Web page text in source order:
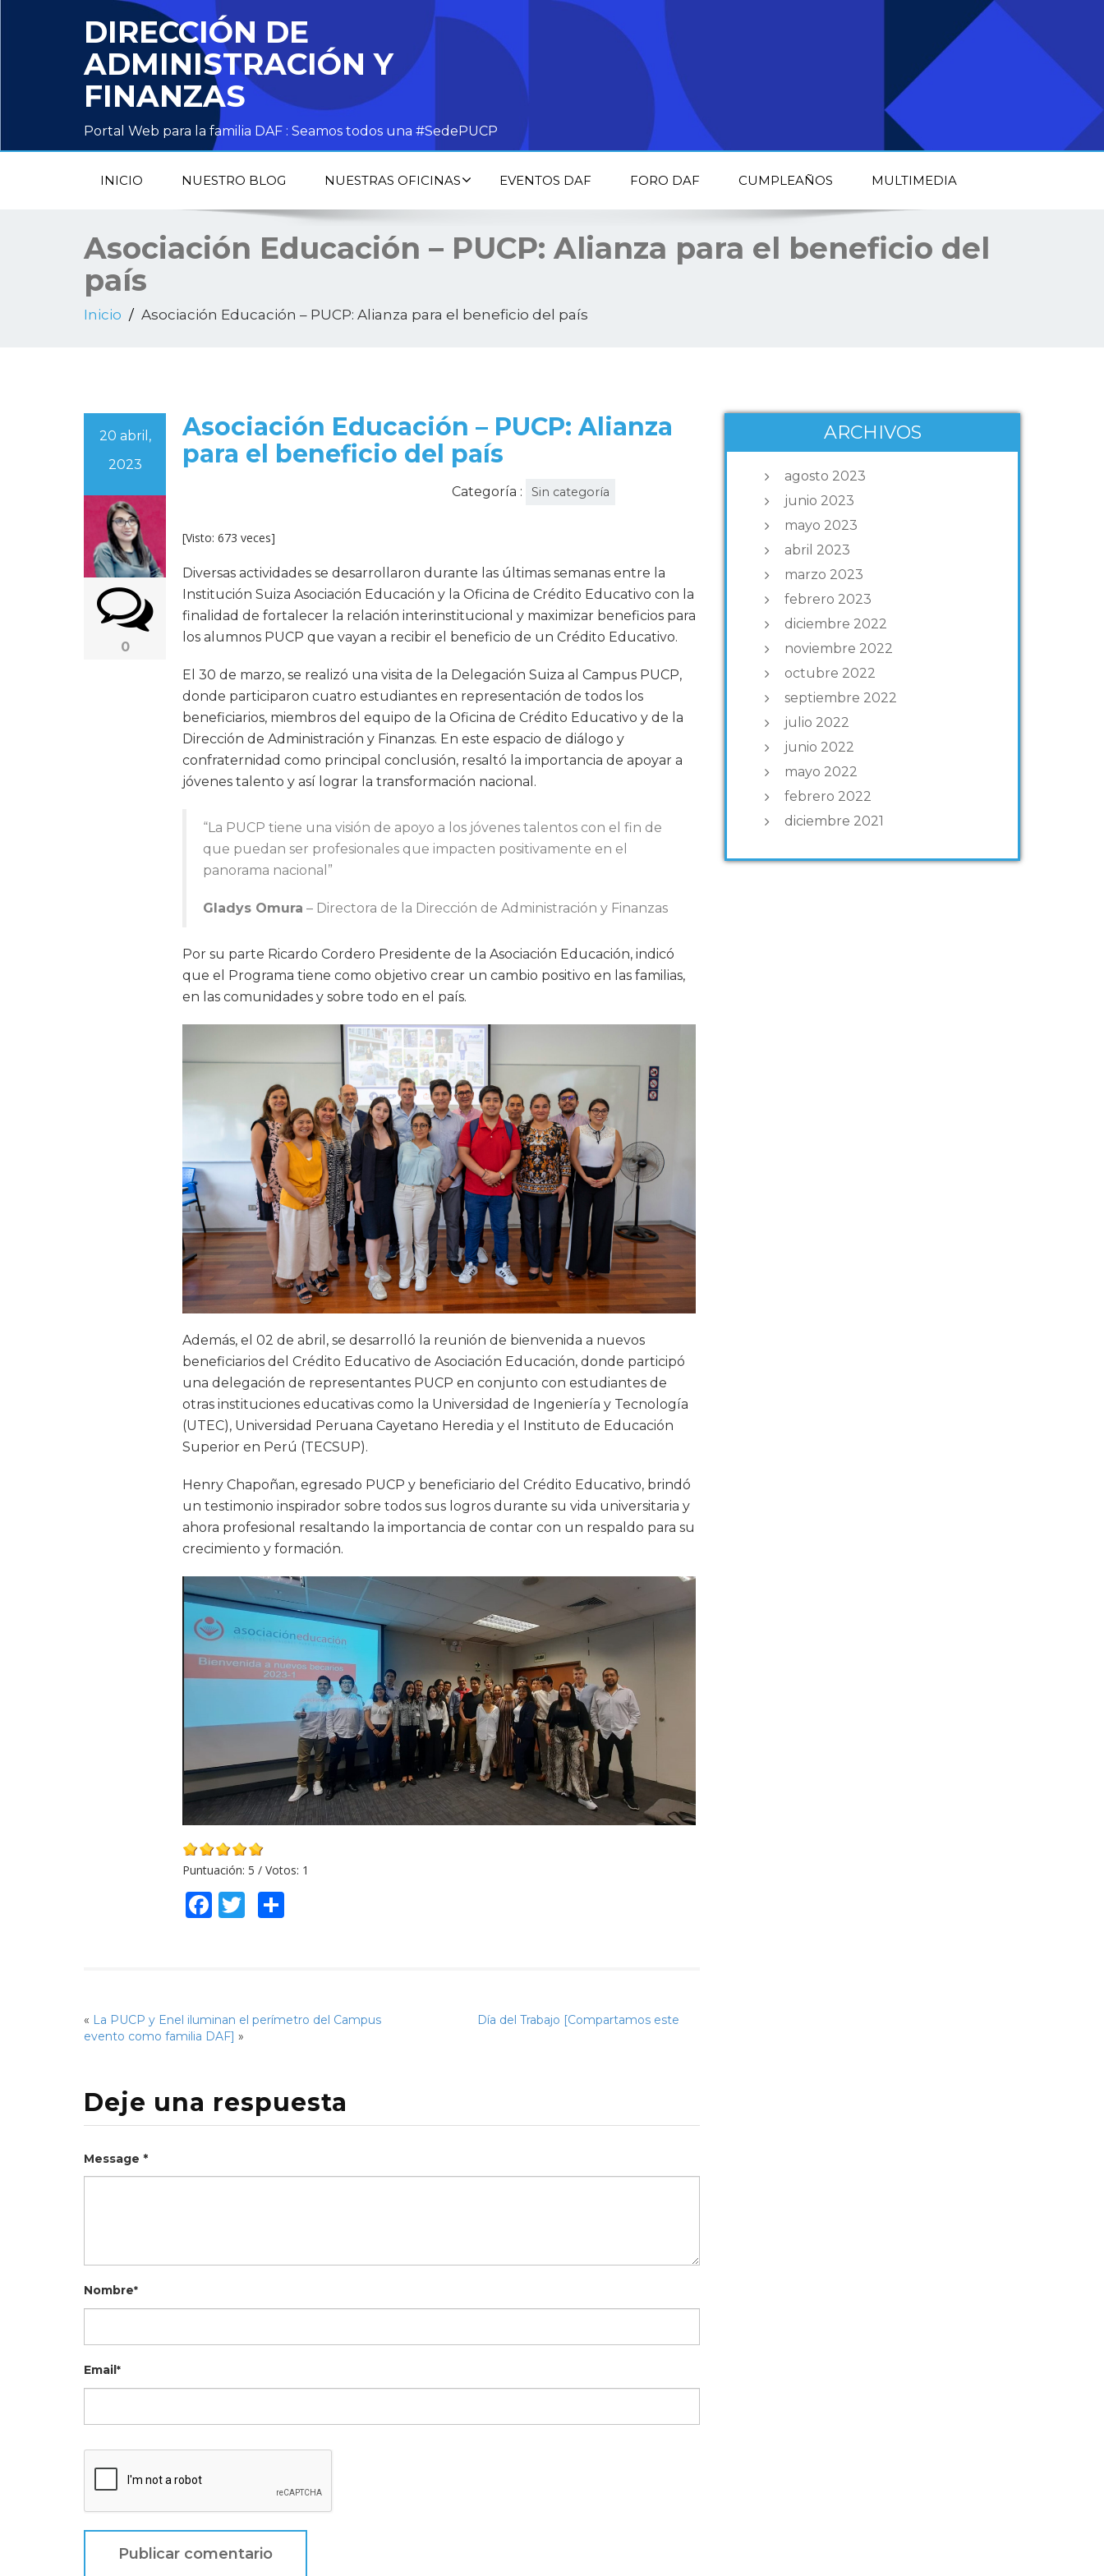
DIRECCIÓN DE
ADMINISTRACIÓN Y
FINANZAS
Portal Web para la familia DAF : Seamos todos una #SedePUCP
INICIO NUESTRO BLOG NUESTRAS OFICINAS EVENTOS DAF FORO DAF CUMPLEAÑOS MULTIMEDIA
Asociación Educación – PUCP: Alianza para el beneficio del
país
Inicio Asociación Educación – PUCP: Alianza para el beneficio del país
20 abril,
2023
0
Asociación Educación – PUCP: Alianza
para el beneficio del país
Categoría : Sin categoría
[Visto: 673 veces]
Diversas actividades se desarrollaron durante las últimas semanas entre la
Institución Suiza Asociación Educación y la Oficina de Crédito Educativo con la
finalidad de fortalecer la relación interinstitucional y maximizar beneficios para
los alumnos PUCP que vayan a recibir el beneficio de un Crédito Educativo.
El 30 de marzo, se realizó una visita de la Delegación Suiza al Campus PUCP,
donde participaron cuatro estudiantes en representación de todos los
beneficiarios, miembros del equipo de la Oficina de Crédito Educativo y de la
Dirección de Administración y Finanzas. En este espacio de diálogo y
confraternidad como principal conclusión, resaltó la importancia de apoyar a
jóvenes talento y así lograr la transformación nacional.
“La PUCP tiene una visión de apoyo a los jóvenes talentos con el fin de
que puedan ser profesionales que impacten positivamente en el
panorama nacional”
Gladys Omura – Directora de la Dirección de Administración y Finanzas
Por su parte Ricardo Cordero Presidente de la Asociación Educación, indicó
que el Programa tiene como objetivo crear un cambio positivo en las familias,
en las comunidades y sobre todo en el país.
Además, el 02 de abril, se desarrolló la reunión de bienvenida a nuevos
beneficiarios del Crédito Educativo de Asociación Educación, donde participó
una delegación de representantes PUCP en conjunto con estudiantes de
otras instituciones educativas como la Universidad de Ingeniería y Tecnología
(UTEC), Universidad Peruana Cayetano Heredia y el Instituto de Educación
Superior en Perú (TECSUP).
Henry Chapoñan, egresado PUCP y beneficiario del Crédito Educativo, brindó
un testimonio inspirador sobre todos sus logros durante su vida universitaria y
ahora profesional resaltando la importancia de contar con un respaldo para su
crecimiento y formación.
Puntuación: 5 / Votos: 1
Facebook
Twitter
« La PUCP y Enel iluminan el perímetro del Campus
Día del Trabajo [Compartamos este
evento como familia DAF] »
Deje una respuesta
Message *
Nombre*
Email*
ARCHIVOS
agosto 2023
junio 2023
mayo 2023
abril 2023
marzo 2023
febrero 2023
diciembre 2022
noviembre 2022
octubre 2022
septiembre 2022
julio 2022
junio 2022
mayo 2022
febrero 2022
diciembre 2021